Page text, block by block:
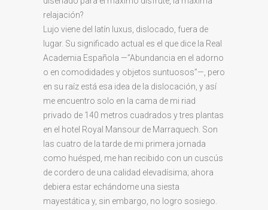
relajación?
Lujo viene del latín luxus, dislocado, fuera de
lugar. Su significado actual es el que dice la Real
Academia Española —”Abundancia en el adorno
o en comodidades y objetos suntuosos”—, pero
en su raíz está esa idea de la dislocación, y así
me encuentro solo en la cama de mi riad
privado de 140 metros cuadrados y tres plantas
en el hotel Royal Mansour de Marraquech. Son
las cuatro de la tarde de mi primera jornada
como huésped, me han recibido con un cuscús
de cordero de una calidad elevadísima; ahora
debiera estar echándome una siesta
mayestática y, sin embargo, no logro sosiego.